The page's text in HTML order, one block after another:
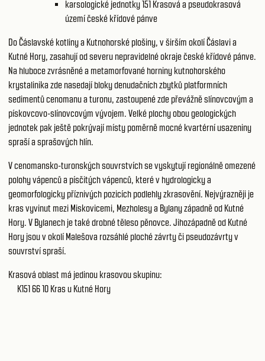
karsologické jednotky 151 Krasová a pseudokrasová
území české křídové pánve
Do Čáslavské kotliny a Kutnohorské plošiny, v širším okolí Čáslavi a
Kutné Hory, zasahují od severu nepravidelné okraje české křídové pánve.
Na hluboce zvrásněné a metamorfované horniny kutnohorského
krystalinika zde nasedají bloky denudačních zbytků platformních
sedimentů cenomanu a turonu, zastoupené zde převážně slínovcovým a
pískovcovo-slínovcovým vývojem. Velké plochy obou geologických
jednotek pak ještě pokrývají místy poměrně mocné kvartérní usazeniny
spraší a sprašových hlín.
V cenomansko-turonských souvrstvích se vyskytují regionálně omezené
polohy vápenců a písčitých vápenců, které v hydrologicky a
geomorfologicky příznivých pozicích podlehly zkrasovění. Nejvýrazněji je
kras vyvinut mezi Miskovicemi, Mezholesy a Bylany západně od Kutné
Hory. V Bylanech je také drobné těleso pěnovce. Jihozápadně od Kutné
Hory jsou v okolí Malešova rozsáhlé ploché závrty či pseudozávrty v
souvrství spraší.
Krasová oblast má jedinou krasovou skupinu:
K151 66 10 Kras u Kutné Hory